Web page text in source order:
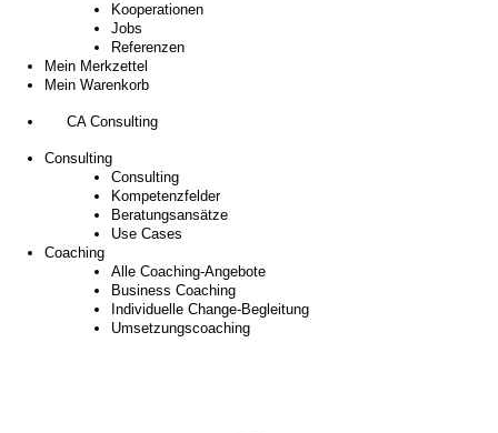
Kooperationen
Jobs
Referenzen
Mein Merkzettel
Mein Warenkorb
CA Consulting
Consulting
Consulting
Kompetenzfelder
Beratungsansätze
Use Cases
Coaching
Alle Coaching-Angebote
Business Coaching
Individuelle Change-Begleitung
Umsetzungscoaching